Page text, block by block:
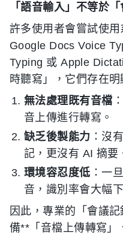
「語音輸入」不等於「
許多使用者會嘗試使
Google Docs Voice
Typing 或 Apple
時聽寫」，它們存在明
無法處理既有音檔
音上傳進行轉寫。
缺乏後製能力 ：沒
記，更沒有 AI 摘要
環境容忍度低 ：一
音，識別率會大幅下
因此，專業的「會議
備**「音檔上傳轉寫」